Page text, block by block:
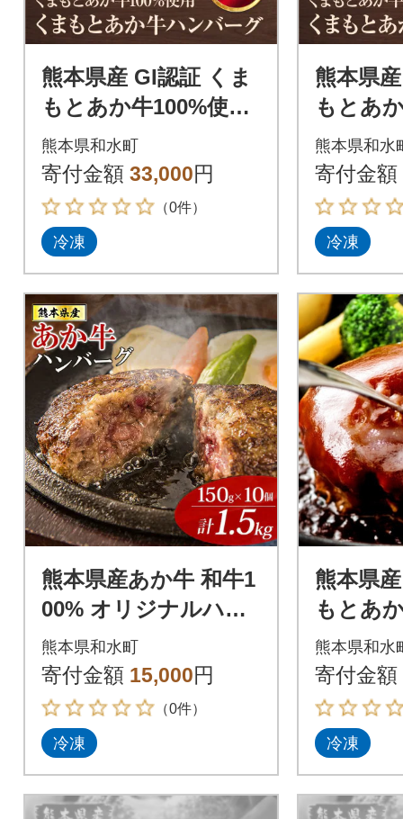
熊本県産 GI認証 くま
もとあか牛100%使用
くまもとあか牛ハン
バーグ 150g×20(和水
町)
熊本県和水町
寄付金額 33,000円
（0件）
冷凍
熊本県
もとあ
くまも
バーグ
町)
熊本県和水
寄付金額
冷凍
熊本県産あか牛 和牛1
00% オリジナルハン
バーグ 150g×10個 便
利な個包装(和水町)
熊本県和水町
寄付金額 15,000円
（0件）
冷凍
熊本県
もとあ
くまも
バーグ
町)
熊本県和水
寄付金額
冷凍